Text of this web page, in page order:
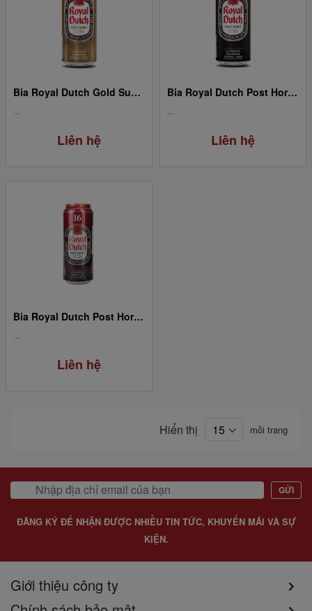
Bia Royal Dutch Gold Super Strong - Lon 12%/ 500ml
Liên hệ
Bia Royal Dutch Post Horn Ultra Strong 14% 500ml (24 Lon/Thùng)
Liên hệ
Bia Royal Dutch Post Horn Mega Strong 16% 500ml (24 Lon/Thùng)
Liên hệ
Hiển thị mỗi trang
GỬI
ĐĂNG KÝ ĐỂ NHẬN ĐƯỢC NHIỀU TIN TỨC, KHUYẾN MÃI VÀ SỰ
KIỆN.
Giới thiệu công ty